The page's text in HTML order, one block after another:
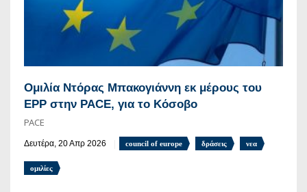
Ομιλία Ντόρας Μπακογιάννη εκ μέρους του
EPP στην PACE, για το Κόσοβο
PACE
Δευτέρα, 20 Απρ 2026 council of europe δράσεις νεα
ομιλίες